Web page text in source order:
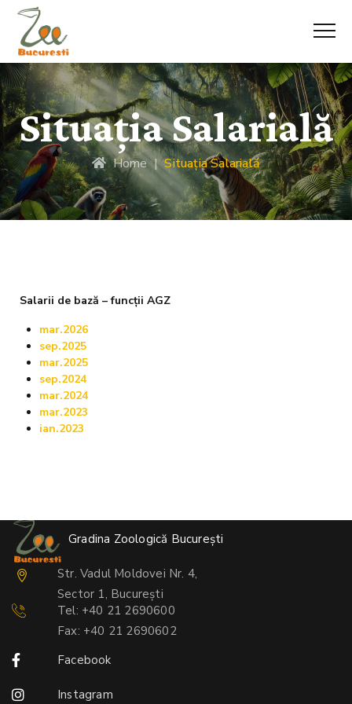
Situaţia Salarială
Home|Situaţia Salarială
Salarii de bază – funcții AGZ
mar.2026
sep.2025
mar.2025
sep.2024
mar.2024
mar.2023
ian.2023
Gradina Zoologică București
Str. Vadul Moldovei Nr. 4,
Sector 1, București
Tel: +40 21 2690600
Fax: +40 21 2690602
Facebook
Instagram